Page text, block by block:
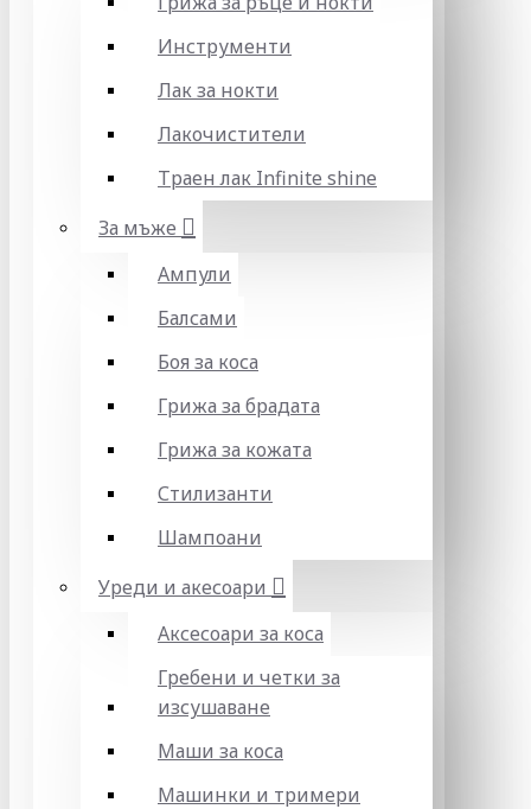
Инструменти
Лак за нокти
Лакочистители
Траен лак Infinite shine
За мъже
Ампули
Балсами
Боя за коса
Грижа за брадата
Грижа за кожата
Стилизанти
Шампоани
Уреди и акесоари
Аксесоари за коса
Гребени и четки за
изсушаване
Маши за коса
Машинки и тримери